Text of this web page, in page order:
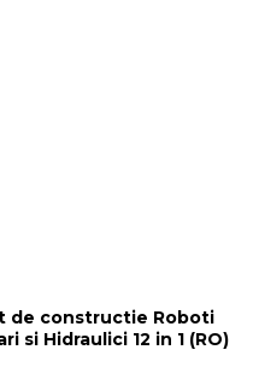
de constructie Roboti
si Hidraulici 12 in 1 (RO)